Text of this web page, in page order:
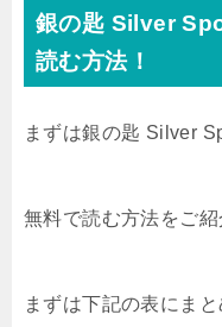
銀の匙 Silver
読む方法！
まずは銀の匙 Silver
無料で読む方法をご紹
まずは下記の表にま